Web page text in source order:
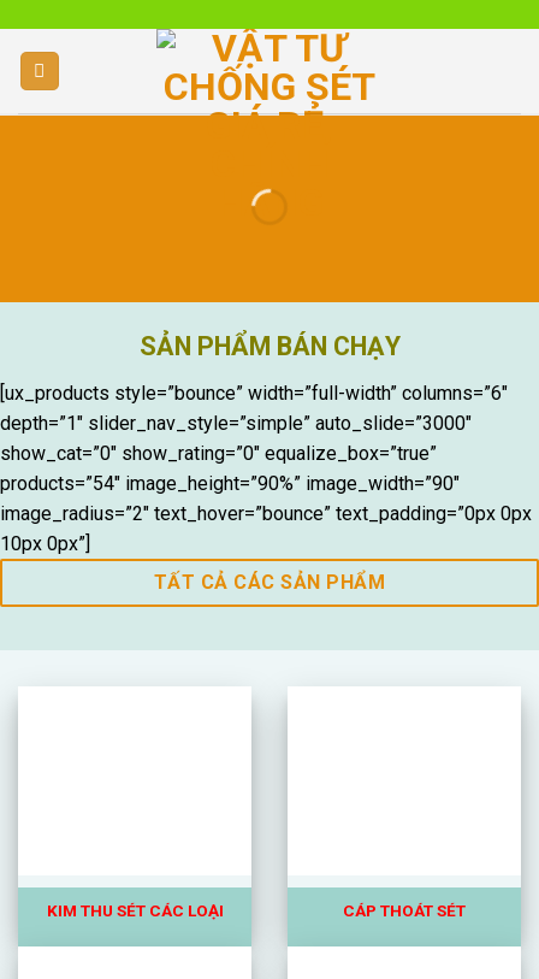
content
SẢN PHẨM BÁN CHẠY
[ux_products style=”bounce” width=”full-width” columns=”6″
depth=”1″ slider_nav_style=”simple” auto_slide=”3000″
show_cat=”0″ show_rating=”0″ equalize_box=”true”
products=”54″ image_height=”90%” image_width=”90″
image_radius=”2″ text_hover=”bounce” text_padding=”0px 0px
10px 0px”]
TẤT CẢ CÁC SẢN PHẨM
KIM THU SÉT CÁC LOẠI CÁP THOÁT SÉT